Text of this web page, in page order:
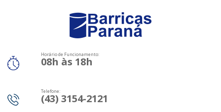
Horário de Funcionamento:
08h às 18h
Telefone:
(43) 3154-2121